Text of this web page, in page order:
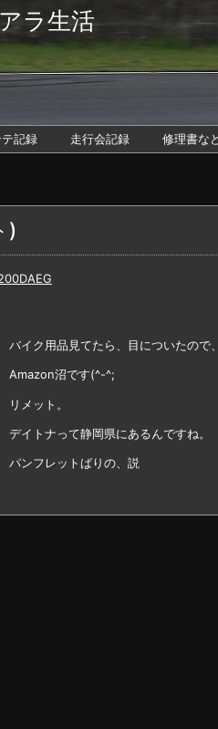
ラ生活
テ記録 走行会記録 修理書な
)
バイク用品見てたら、目についたので
Amazon沼です(^-^;
リメット。
デイトナって静岡県にあるんですね。
パンフレットばりの、説